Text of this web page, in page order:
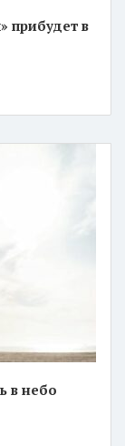
прибудет в
в небо